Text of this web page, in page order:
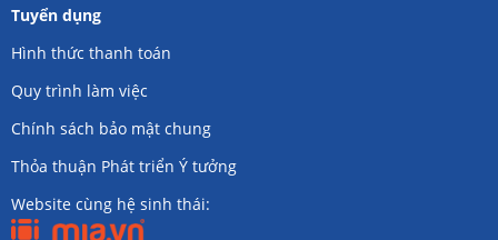
Tuyển dụng
Hình thức thanh toán
Quy trình làm việc
Chính sách bảo mật chung
Thỏa thuận Phát triển Ý tưởng
Website cùng hệ sinh thái: